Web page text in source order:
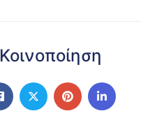
Κοινοποίηση